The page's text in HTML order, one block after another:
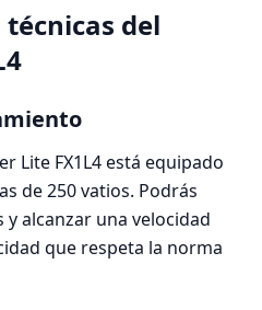
técnicas del
Lite FX1L4 está equipado
de 250 vatios. Podrás
alcanzar una velocidad
que respeta la norma